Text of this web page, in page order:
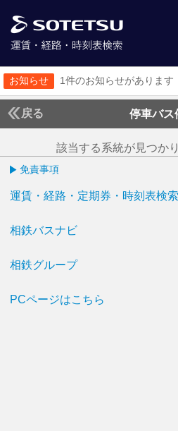
お知らせ 1件のお知らせがあります
戻る 停車バス
該当する系統が見つか
免責事項
運賃・経路・定期券・時刻表検
相鉄バスナビ
相鉄グループ
PCページはこちら